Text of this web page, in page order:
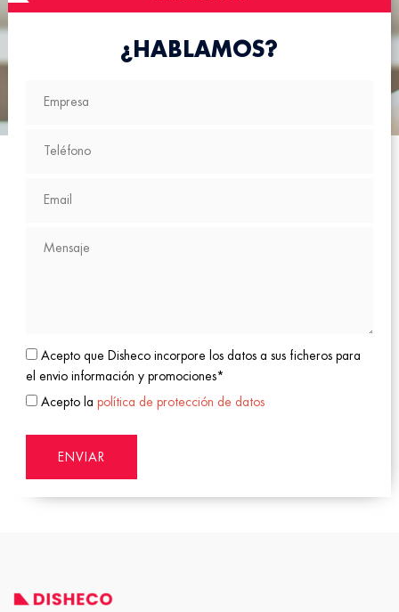
¿HABLAMOS?
Acepto que Disheco incorpore los datos a sus ficheros para
el envio información y promociones*
Acepto la política de protección de datos